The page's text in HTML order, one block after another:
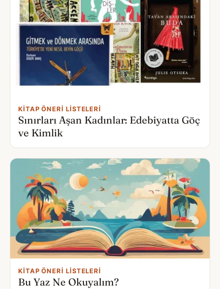
KITAP ÖNERI LISTELERI
Sınırları Aşan Kadınlar: Edebiyatta Göç
ve Kimlik
KITAP ÖNERI LISTELERI
Bu Yaz Ne Okuyalım?